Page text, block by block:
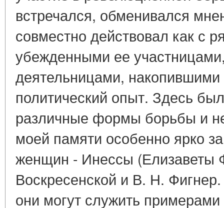
встречался, обменивался
совместно действовал как с
убежденными ее
деятельницами,
политический опыт. Здесь
различные формы борьбы и
моей памяти особенно ярко
женщин - Инессы
Воскресенской и В. Н.
они могут служить